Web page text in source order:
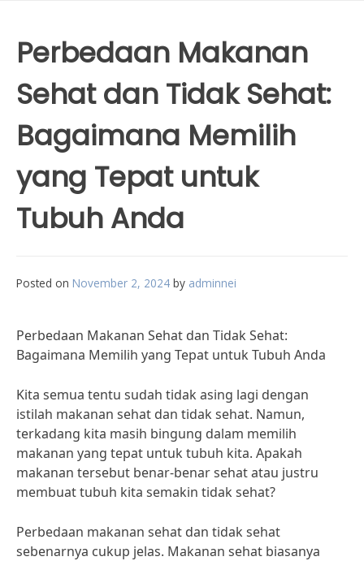
Perbedaan Makanan
Sehat dan Tidak Sehat:
Bagaimana Memilih
yang Tepat untuk
Tubuh Anda
Posted on November 2, 2024 by adminnei
Perbedaan Makanan Sehat dan Tidak Sehat:
Bagaimana Memilih yang Tepat untuk Tubuh Anda
Kita semua tentu sudah tidak asing lagi dengan
istilah makanan sehat dan tidak sehat. Namun,
terkadang kita masih bingung dalam memilih
makanan yang tepat untuk tubuh kita. Apakah
makanan tersebut benar-benar sehat atau justru
membuat tubuh kita semakin tidak sehat?
Perbedaan makanan sehat dan tidak sehat
sebenarnya cukup jelas. Makanan sehat biasanya